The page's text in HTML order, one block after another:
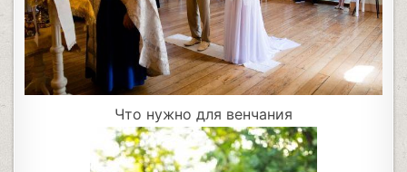
Что нужно для венчания